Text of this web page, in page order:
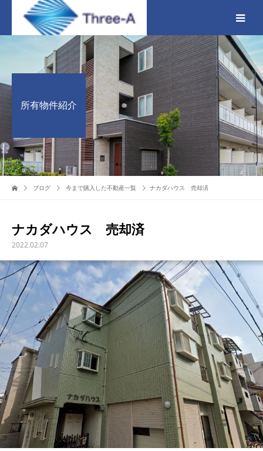
所有物件紹介
ブログ 今まで購入した不動産一覧 ナカダハウス 売却済
ナカダハウス 売却済
2022.02.07